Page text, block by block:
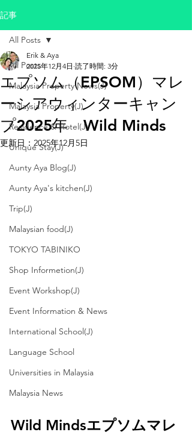
記事
All Posts
Malaysia Property News(J)
Malaysia Property(J)
Residence & Hotel(J)
Unique Stay(J)
Aunty Aya Blog(J)
Aunty Aya's kitchen(J)
Trip(J)
Malaysian food(J)
TOKYO TABINIKO
Shop Informetion(J)
Event Workshop(J)
Event Information & News
International School(J)
Language School
Universities in Malaysia
Malaysia News
All Posts
エプソム（EPSOM）マレ
ーシアウィンターキャン
プ2025年 Wild Minds
Erik & Aya
2025年12月4日 読了時間: 3分
更新日： 2025年12月5日
Wild Mindsエプソムマレ